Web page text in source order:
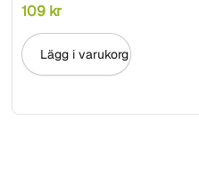
109 kr
Lägg i varukorg